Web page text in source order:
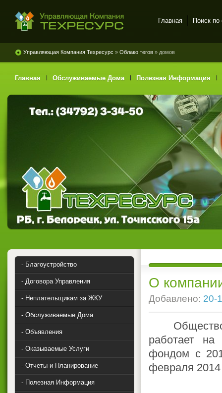
Главная Поиск по
Управляющая Компания Техресурс » Облако тегов » домов
Главная Обслуживаемые Дома Полезная Информация
О
Добавлено: 20-
Общество с
работает
фондом с
февраля 2014
- Благоустройство
- Договора Управления
- Неплательщикам за ЖКУ
- Обслуживаемые Дома
- Объявления
- Оказываемые Услуги
- Отчеты и Планирование
- Полезная Информация